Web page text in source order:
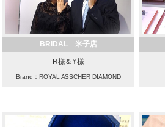
BRIDAL 米子店
R様＆Y様
Brand：ROYAL ASSCHER DIAMOND